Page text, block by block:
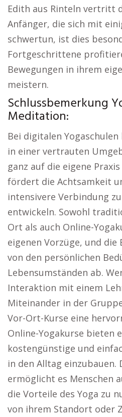
Edith aus Rinteln vertritt
Anfänger, die sich mit
schwertun, ist dies
Fortgeschrittene
Bewegungen in ihrem
meistern.
Schlussbemerkung
Meditation:
Bei digitalen
in einer vertrauten
ganz auf die eigene
fördert die Achtsamkeit
intensivere Verbindung
entwickeln. Sowohl
Ort als auch Online-
eigenen Vorzüge, und
von den persönlichen
Lebensumständen ab.
Interaktion mit einem
Miteinander in der
Vor-Ort-Kurse eine
Online-Yogakurse bieten
kostengünstige und
in den Alltag einzubauen.
ermöglicht es Menschen
die Vorteile des Yoga zu
von ihrem Standort oder